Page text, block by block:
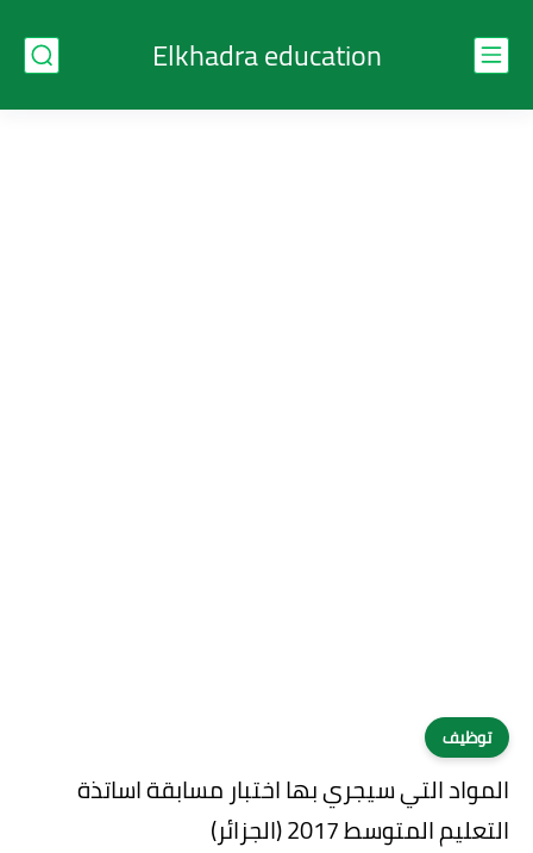
Elkhadra education
توظيف
المواد التي سيجري بها اختبار مسابقة اساتذة
التعليم المتوسط 2017 (الجزائر)